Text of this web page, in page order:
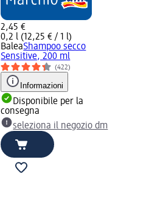
2,45 €
0,2 l (12,25 € / 1 l)
BaleaShampoo secco
Sensitive, 200 ml
(422)
Informazioni
Disponibile per la
consegna
seleziona il negozio dm